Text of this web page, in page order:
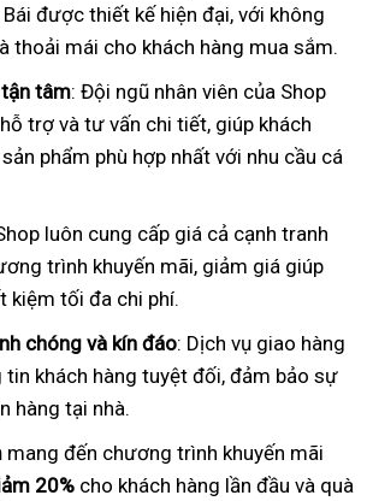
Bái được thiết kế hiện đại, với không
thoải mái cho khách hàng mua sắm.
tâm: Đội ngũ nhân viên của Shop
trợ và tư vấn chi tiết, giúp khách
phẩm phù hợp nhất với nhu cầu cá
luôn cung cấp giá cả cạnh tranh
trình khuyến mãi, giảm giá giúp
kiệm tối đa chi phí.
chóng và kín đáo: Dịch vụ giao hàng
khách hàng tuyệt đối, đảm bảo sự
hàng tại nhà.
mang đến chương trình khuyến mãi
20% cho khách hàng lần đầu và quà